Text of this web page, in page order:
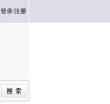
登录/注册